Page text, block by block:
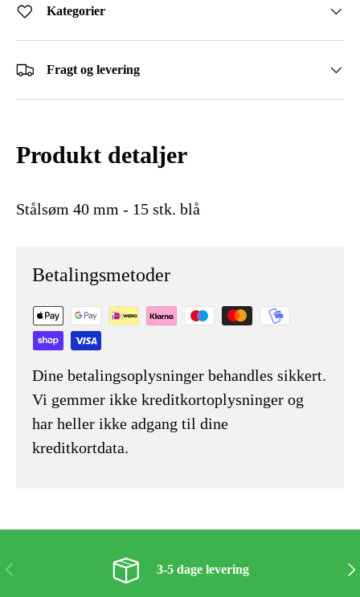
Kategorier
Fragt og levering
Produkt detaljer
Stålsøm 40 mm - 15 stk. blå
Betalingsmetoder
Dine betalingsoplysninger behandles sikkert.
Vi gemmer ikke kreditkortoplysninger og
har heller ikke adgang til dine
kreditkortdata.
Forrige 3-5 dage levering